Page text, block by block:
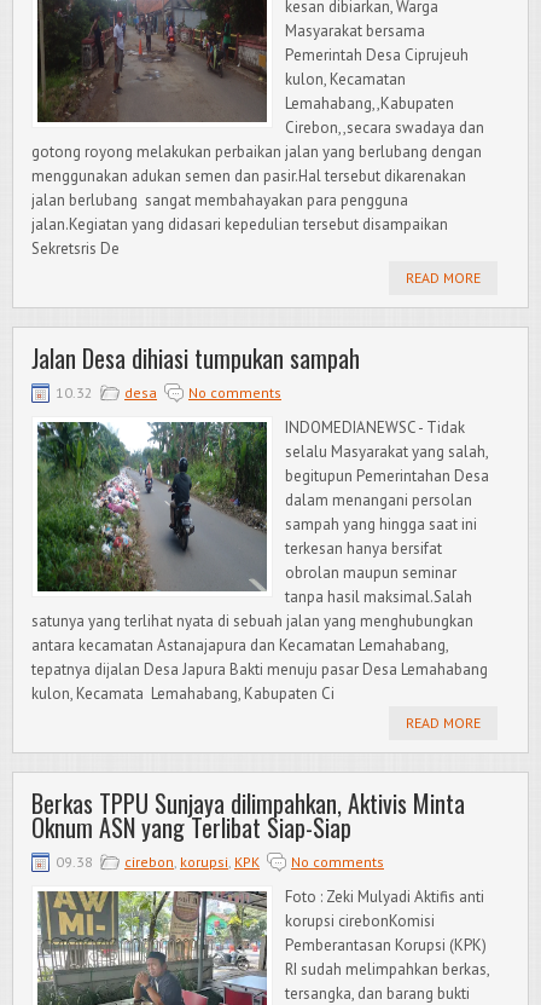
kesan dibiarkan, Warga
Masyarakat bersama
Pemerintah Desa Ciprujeuh
kulon, Kecamatan
Lemahabang,,Kabupaten
Cirebon,,secara swadaya dan
gotong royong melakukan perbaikan jalan yang berlubang dengan
menggunakan adukan semen dan pasir.Hal tersebut dikarenakan
jalan berlubang sangat membahayakan para pengguna
jalan.Kegiatan yang didasari kepedulian tersebut disampaikan
Sekretsris De
READ MORE
Jalan Desa dihiasi tumpukan sampah
10.32 desa No comments
INDOMEDIANEWSC - Tidak
selalu Masyarakat yang salah,
begitupun Pemerintahan Desa
dalam menangani persolan
sampah yang hingga saat ini
terkesan hanya bersifat
obrolan maupun seminar
tanpa hasil maksimal.Salah
satunya yang terlihat nyata di sebuah jalan yang menghubungkan
antara kecamatan Astanajapura dan Kecamatan Lemahabang,
tepatnya dijalan Desa Japura Bakti menuju pasar Desa Lemahabang
kulon, Kecamata Lemahabang, Kabupaten Ci
READ MORE
Berkas TPPU Sunjaya dilimpahkan, Aktivis Minta
Oknum ASN yang Terlibat Siap-Siap
09.38 cirebon, korupsi, KPK No comments
Foto : Zeki Mulyadi Aktifis anti
korupsi cirebonKomisi
Pemberantasan Korupsi (KPK)
RI sudah melimpahkan berkas,
tersangka, dan barang bukti